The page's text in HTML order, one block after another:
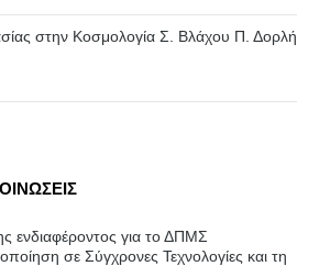
στην Κοσμολογία Σ. Βλάχου Π. Δορλή
ενδιαφέροντος για το ΔΠΜΣ
σε Σύγχρονες Τεχνολογίες και τη